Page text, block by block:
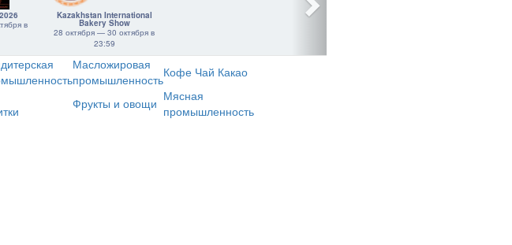
в
Kazakhstan International
Bakery Show
28 октября — 30 октября в
23:59
Масложировая
промышленностьКофе Чай Какао
Фрукты и овощи Мясная
промышленность